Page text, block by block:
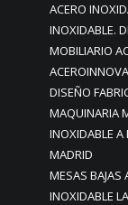
ACERO
INOXIDABLE.
MOBILIARIO
DISEÑO
MAQUINARIA
INOXIDABLE A
MADRID
MESAS BAJAS
INOXIDABLE